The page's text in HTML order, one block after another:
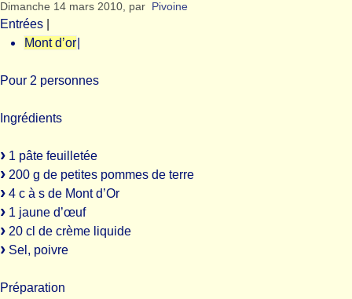
Dimanche 14 mars 2010, par Pivoine
Entrées
Mont d’or
Pour 2 personnes
Ingrédients
1 pâte feuilletée
200 g de petites pommes de terre
4 c à s de Mont d’Or
1 jaune d’œuf
20 cl de crème liquide
Sel, poivre
Préparation